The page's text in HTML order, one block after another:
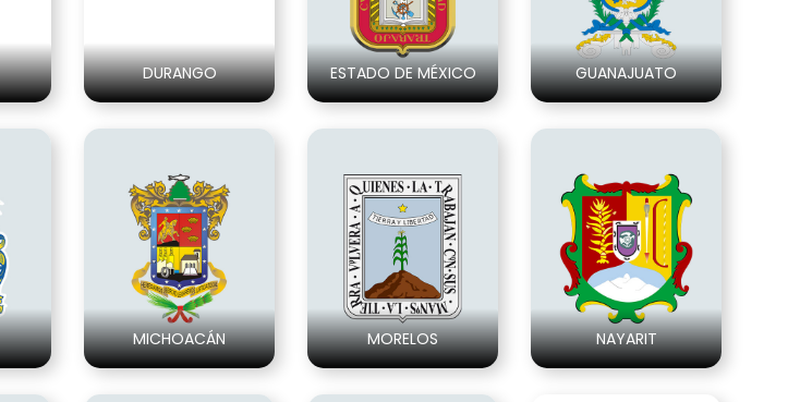
DURANGO ESTADO DE MÉXICO GUANAJUATO
MICHOACÁN MORELOS NAYARIT